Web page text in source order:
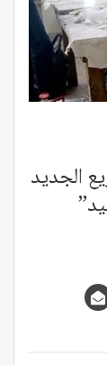
الجديد